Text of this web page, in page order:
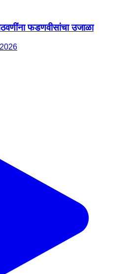
फडणवीसांचा उजाळा